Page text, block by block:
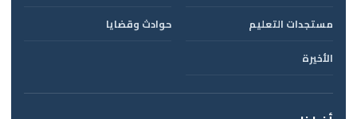
مستجدات التعليم
حوادث وقضايا
الأخيرة